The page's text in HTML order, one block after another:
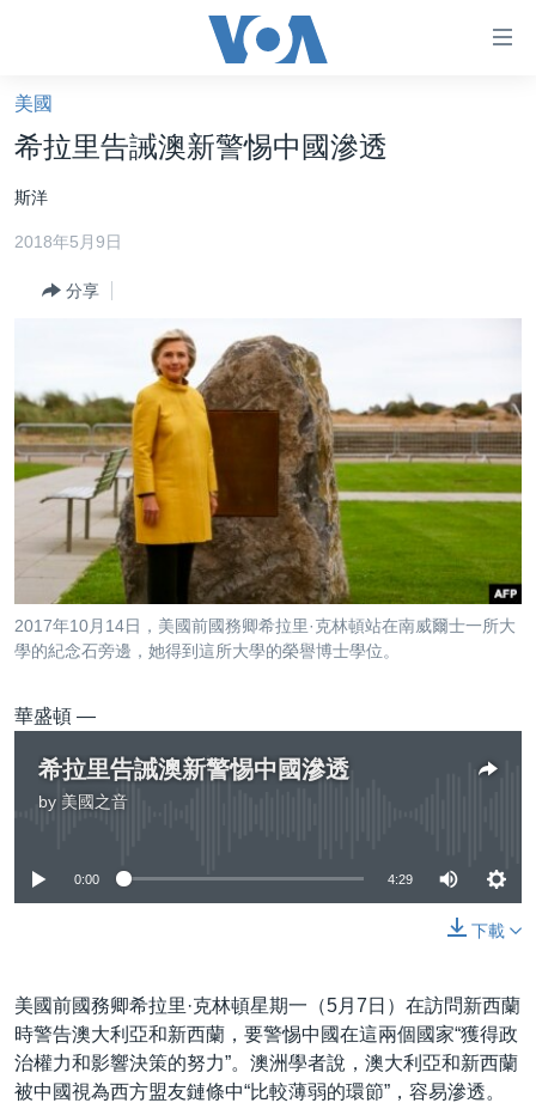
礙
鏈
跳
轉
到
導
航
索
美國大選2024
港澳
台灣
美中關係
揭謊頻道
美國
國際
經貿
視頻
VOA 60秒 (國際)
美國專訊
視頻存檔
時事經緯
新聞音頻
海外港人
美國透視
關注我們
美國
希拉里告誡澳新警惕中國滲透
斯洋
2018年5月9日
分享
2017年10月14日，美國前國務卿希拉里·克林頓站在南威爾士一所大
學的紀念石旁邊，她得到這所大學的榮譽博士學位。
華盛頓 —
希拉里告誡澳新警惕中國滲透
by 美國之音
0:00 4:29
下載
美國前國務卿希拉里·克林頓星期一（5月7日）在訪問新西蘭
時警告澳大利亞和新西蘭，要警惕中國在這兩個國家“獲得政
治權力和影響決策的努力”。澳洲學者說，澳大利亞和新西蘭
被中國視為西方盟友鏈條中“比較薄弱的環節”，容易滲透。